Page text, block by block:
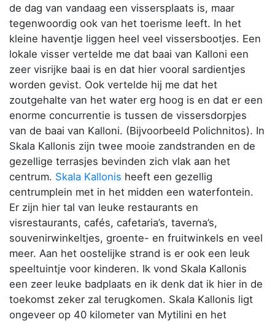
de dag van vandaag een vissersplaats is, maar
tegenwoordig ook van het toerisme leeft. In het
kleine haventje liggen heel veel vissersbootjes. Een
lokale visser vertelde me dat baai van Kalloni een
zeer visrijke baai is en dat hier vooral sardientjes
worden gevist. Ook vertelde hij me dat het
zoutgehalte van het water erg hoog is en dat er een
enorme concurrentie is tussen de vissersdorpjes
van de baai van Kalloni. (Bijvoorbeeld Polichnitos). In
Skala Kallonis zijn twee mooie zandstranden en de
gezellige terrasjes bevinden zich vlak aan het
centrum. Skala Kallonis heeft een gezellig
centrumplein met in het midden een waterfontein.
Er zijn hier tal van leuke restaurants en
visrestaurants, cafés, cafetaria’s, taverna’s,
souvenirwinkeltjes, groente- en fruitwinkels en veel
meer. Aan het oostelijke strand is er ook een leuk
speeltuintje voor kinderen. Ik vond Skala Kallonis
een zeer leuke badplaats en ik denk dat ik hier in de
toekomst zeker zal terugkomen. Skala Kallonis ligt
ongeveer op 40 kilometer van Mytilini en het